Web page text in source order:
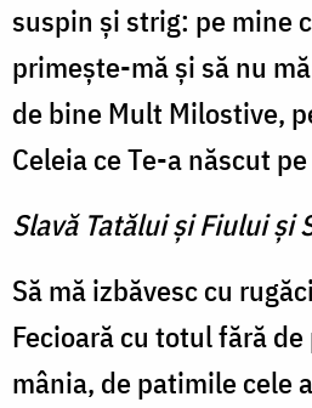
suspin şi strig: pe mine
primeşte-mă şi să nu
de bine Mult Milostive,
Celeia ce Te-a născut
Slavă Tatălui şi Fiului şi
Să mă izbăvesc cu
Fecioară cu totul fără
mânia, de patimile cele